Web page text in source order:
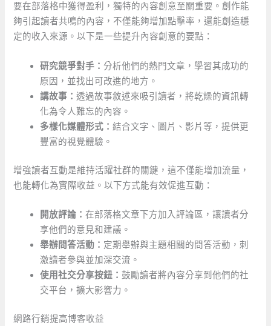
要在部落格中獲得盈利，獨特的內容創意至關重要。創作能
夠引起讀者共鳴的內容，不僅能夠增加點擊率，還能創造穩
定的收入來源。以下是一些提升內容創意的要點：
研究競爭對手：分析他們的熱門文章，學習其成功的
原因，並找出可改進的地方。
講故事：透過故事敘述來吸引讀者，將乾燥的資訊轉
化為令人難忘的內容。
多樣化媒體形式：結合文字、圖片、影片等，提供更
豐富的視覺體驗。
增強讀者互動是維持活躍社群的關鍵，這不僅能增加流量，
也能轉化為實際收益。以下方式能有效促進互動：
開放評論：在部落格文章下方加入評論區，讓讀者分
享他們的意見和建議。
舉辦問答活動： 定期舉辦與主題相關的問答活動，刺
激讀者參與並加深交流。
使用社交分享按鈕：鼓勵讀者將內容分享到他們的社
交平台，擴大影響力。
網路行銷提高博客收益